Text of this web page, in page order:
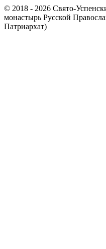
© 2018 - 2026 Свято-
монастырь Русской
Патриархат)